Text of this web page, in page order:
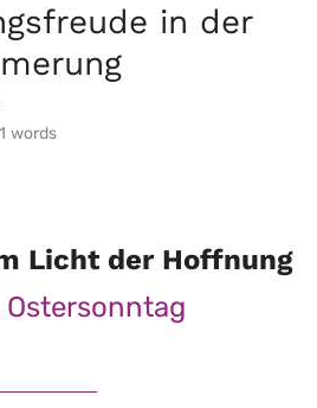
in der
words
Licht der Hoffnung